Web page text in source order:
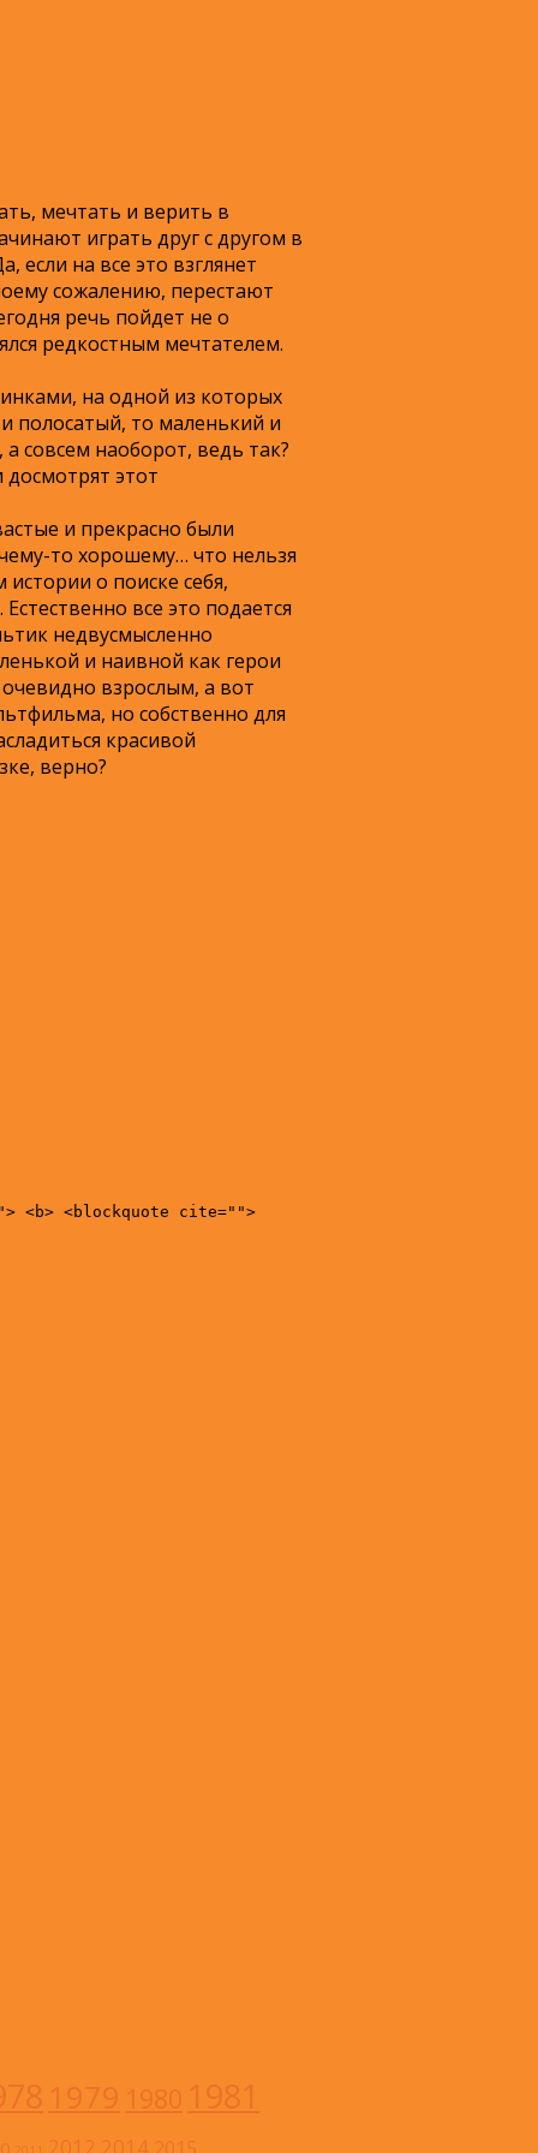
мечтать и верить в
играть друг с другом в
на все это взглянет
сожалению, перестают
речь пойдет не о
редкостным мечтателем.
на одной из которых
полосатый, то маленький и
совсем наоборот, ведь так?
этот
и прекрасно были
то хорошему… что нельзя
о поиске себя,
все это подается
недвусмысленно
и наивной как герои
взрослым, а вот
но собственно для
красивой
верно?
<blockquote cite="">
1979 1980 1981
2012 2014